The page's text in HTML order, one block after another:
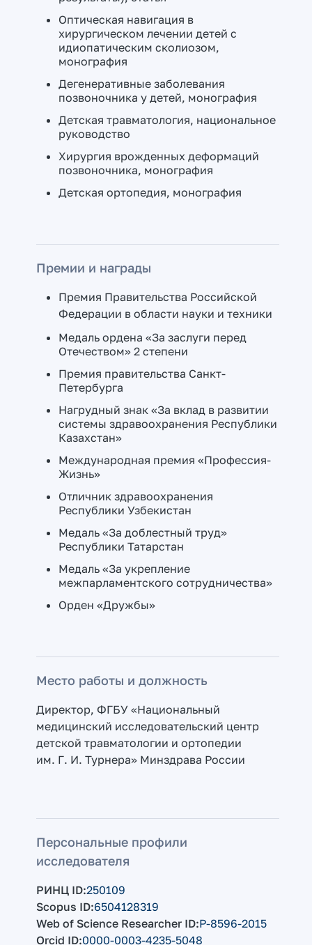
Оптическая навигация в
хирургическом лечении детей с
идиопатическим сколиозом,
монография
Дегенеративные заболевания
позвоночника у детей, монография
Детская травматология, национальное
руководство
Хирургия врожденных деформаций
позвоночника, монография
Детская ортопедия, монография
Премии и награды
Премия Правительства Российской
Федерации в области науки и техники
Медаль ордена «За заслуги перед
Отечеством» 2 степени
Премия правительства Санкт-
Петербурга
Нагрудный знак «За вклад в развитии
системы здравоохранения Республики
Казахстан»
Международная премия «Профессия-
Жизнь»
Отличник здравоохранения
Республики Узбекистан
Медаль «За доблестный труд»
Республики Татарстан
Медаль «За укрепление
межпарламентского сотрудничества»
Орден «Дружбы»
Место работы и должность
Директор, ФГБУ «Национальный
медицинский исследовательский центр
детской травматологии и ортопедии
им. Г. И. Турнера» Минздрава России
Персональные профили
исследователя
РИНЦ ID 250109
Scopus ID 6504128319
Web of Science Researcher ID P-8596-2015
Orcid ID 0000-0003-4235-5048